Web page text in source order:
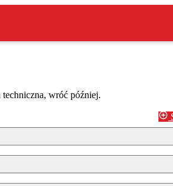
techniczna, wróć później.